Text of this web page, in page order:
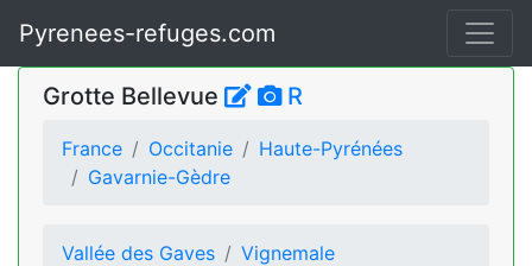
Pyrenees-refuges.com
Grotte Bellevue R
France Occitanie
Haute-Pyrénées
Gavarnie-Gèdre
Vallée des Gaves Vignemale